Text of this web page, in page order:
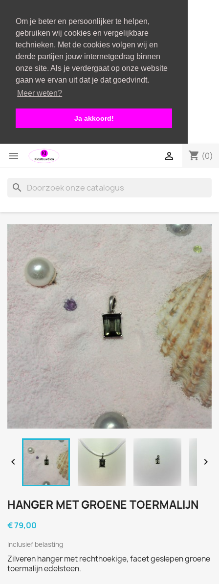
Om je beter en persoonlijker te helpen,
gebruiken wij cookies en vergelijkbare
technieken. Met de cookies volgen wij en
derde partijen jouw internetgedrag binnen
onze site. Als je verdergaat op onze website
gaan we ervan uit dat je dat goedvindt.
Meer weten?
Ja akkoord!
 shopping_cart (0)

search
 
HANGER MET GROENE TOERMALIJN
€ 79,00
Inclusief belasting
Zilveren hanger met rechthoekige, facet geslepen groene
toermalijn edelsteen.